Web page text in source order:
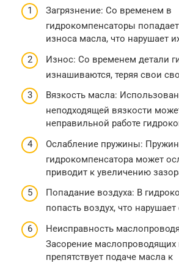
Загрязнение: Со временем в
гидрокомпенсаторы
износа масла, что нарушает
Износ: Со временем детали
изнашиваются, теряя свои
Вязкость масла:
неподходящей вязкости
неправильной работе
Ослабление пружины:
гидрокомпенсатора может
приводит к увеличению
Попадание воздуха: В
попасть воздух, что нарушает
Неисправность
Засорение маслопроводящих
препятствует подаче масла к